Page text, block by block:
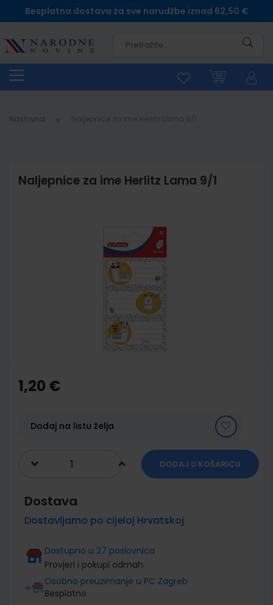
Besplatna dostava za sve narudžbe iznad 62,50 €
Naslovna
Naljepnice za ime Herlitz Lama 9/1
the
beginning
gallery
1,20 €
Dodaj na listu želja
DODAJ U KOŠARICU
Dostava
Dostavljamo po cijeloj Hrvatskoj
Dostupno u 27 poslovnica
Provjeri i pokupi odmah
Osobno preuzimanje u PC Zagreb
Besplatno